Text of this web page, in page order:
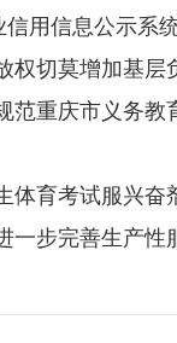
用信息公示系
权切莫增加基层
范重庆市义务教
体育考试服兴奋
一步完善生产性